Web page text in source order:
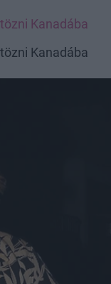
Kanadába
Kanadába